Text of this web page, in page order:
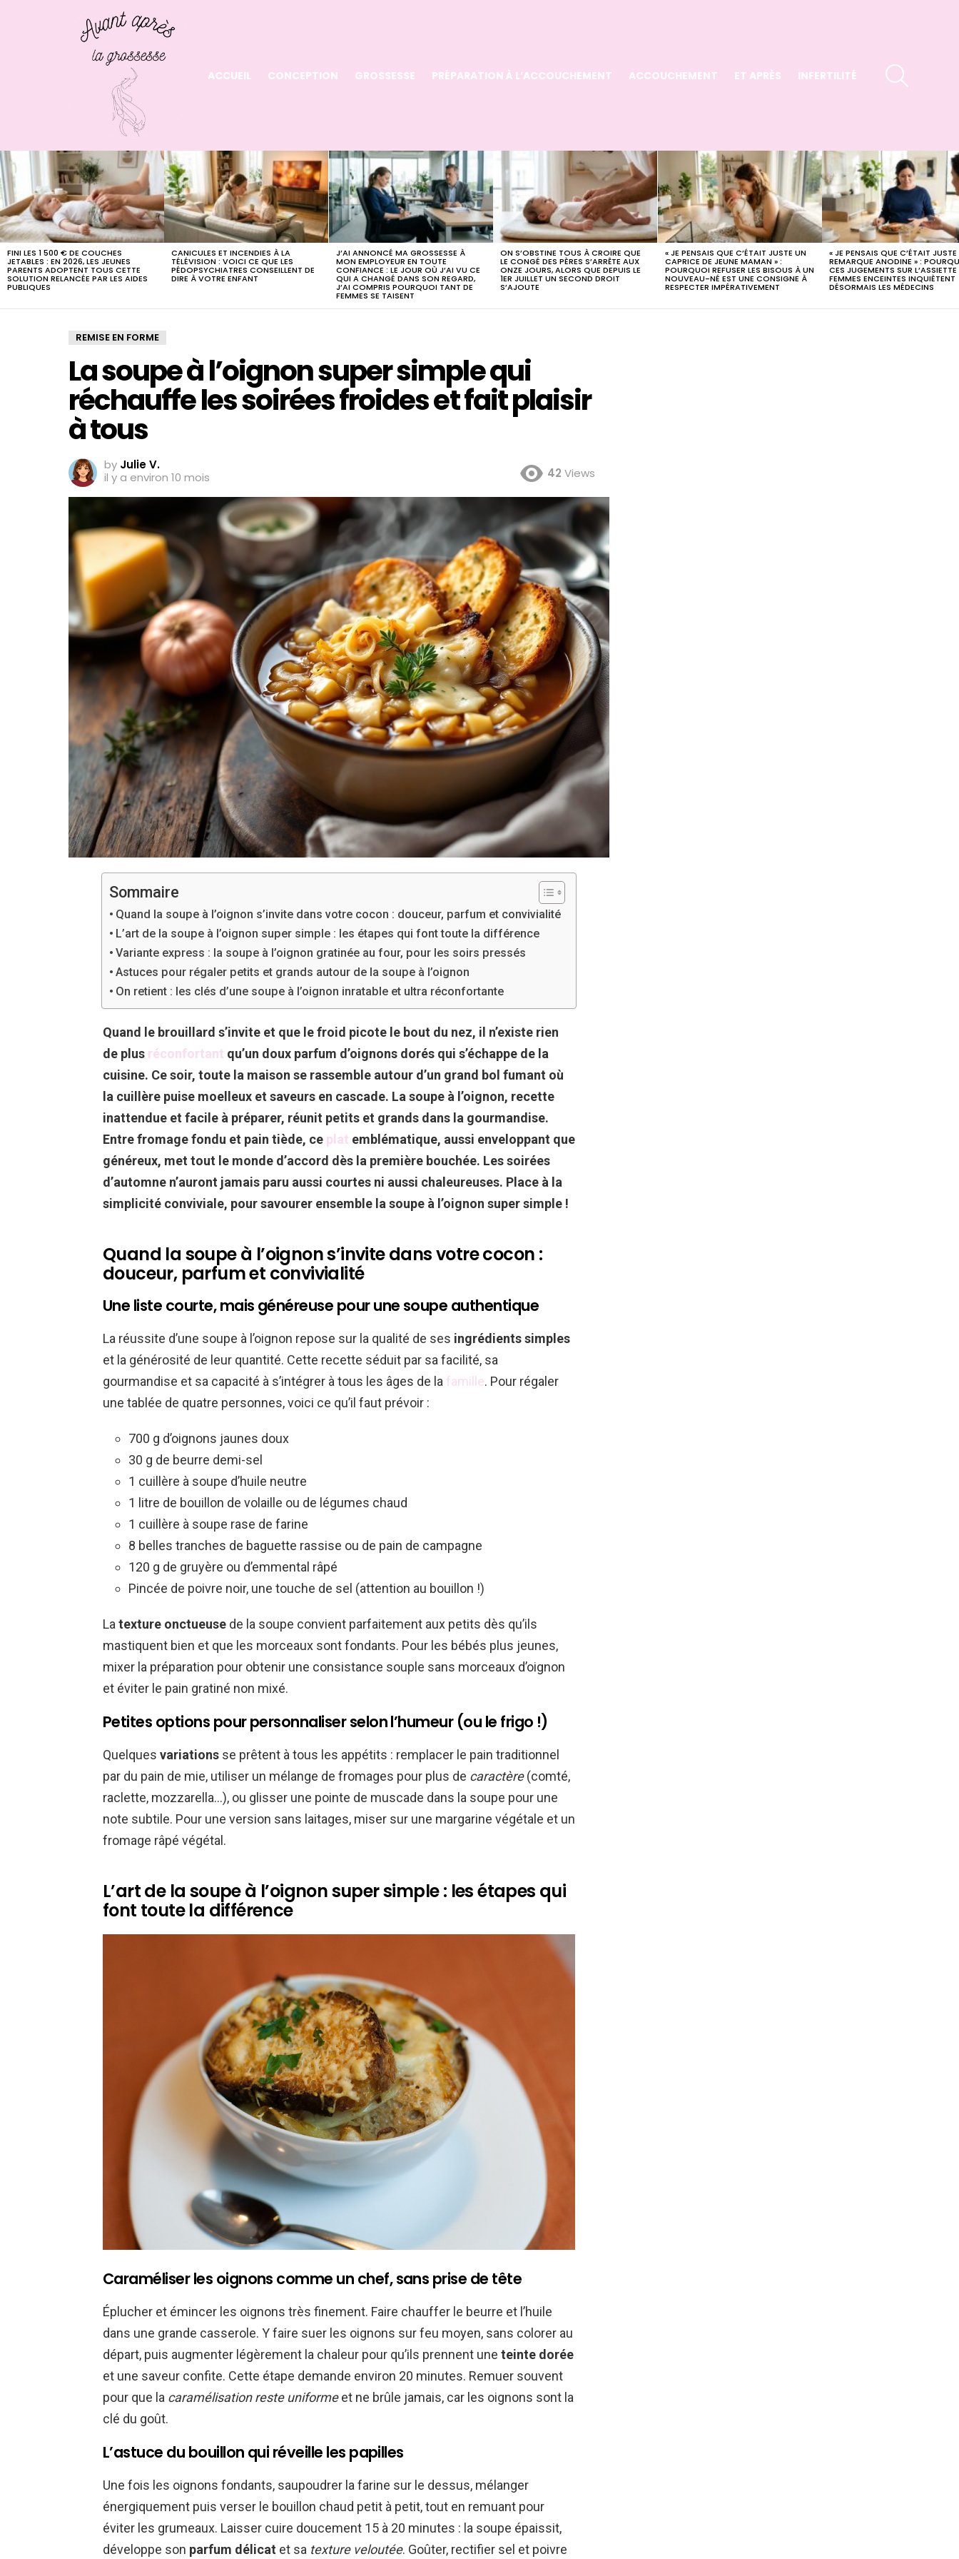
ACCUEIL CONCEPTION GROSSESSE PRÉPARATION À L’ACCOUCHEMENT ACCOUCHEMENT ET APRÈS INFERTILITÉ
LATEST
STORIES
FINI LES 1 500 € DE COUCHES
JETABLES : EN 2026, LES JEUNES
PARENTS ADOPTENT TOUS CETTE
SOLUTION RELANCÉE PAR LES AIDES
PUBLIQUES
CANICULES ET INCENDIES À LA
TÉLÉVISION : VOICI CE QUE LES
PÉDOPSYCHIATRES CONSEILLENT DE
DIRE À VOTRE ENFANT
J’AI ANNONCÉ MA GROSSESSE À
MON EMPLOYEUR EN TOUTE
CONFIANCE : LE JOUR OÙ J’AI VU CE
QUI A CHANGÉ DANS SON REGARD,
J’AI COMPRIS POURQUOI TANT DE
FEMMES SE TAISENT
ON S’OBSTINE TOUS À CROIRE QUE
LE CONGÉ DES PÈRES S’ARRÊTE AUX
ONZE JOURS, ALORS QUE DEPUIS LE
1ER JUILLET UN SECOND DROIT
S’AJOUTE
« JE PENSAIS QUE C’ÉTAIT JUSTE UN
CAPRICE DE JEUNE MAMAN » :
POURQUOI REFUSER LES BISOUS À UN
NOUVEAU-NÉ EST UNE CONSIGNE À
RESPECTER IMPÉRATIVEMENT
« JE PENSAIS QUE C’ÉTAIT JUSTE
REMARQUE ANODINE » :
CES JUGEMENTS SUR L’ASSIETTE
FEMMES ENCEINTES INQUIÈTENT
DÉSORMAIS LES MÉDECINS
REMISE EN FORME
La soupe à l’oignon super simple qui
réchauffe les soirées froides et fait plaisir
à tous
by Julie V.
il y a environ 10 mois
42 Views
Sommaire
Quand la soupe à l’oignon s’invite dans votre cocon : douceur, parfum et convivialité
L’art de la soupe à l’oignon super simple : les étapes qui font toute la différence
Variante express : la soupe à l’oignon gratinée au four, pour les soirs pressés
Astuces pour régaler petits et grands autour de la soupe à l’oignon
On retient : les clés d’une soupe à l’oignon inratable et ultra réconfortante
Quand le brouillard s’invite et que le froid picote le bout du nez, il n’existe rien
de plus réconfortant qu’un doux parfum d’oignons dorés qui s’échappe de la
cuisine. Ce soir, toute la maison se rassemble autour d’un grand bol fumant où
la cuillère puise moelleux et saveurs en cascade. La soupe à l’oignon, recette
inattendue et facile à préparer, réunit petits et grands dans la gourmandise.
Entre fromage fondu et pain tiède, ce plat emblématique, aussi enveloppant que
généreux, met tout le monde d’accord dès la première bouchée. Les soirées
d’automne n’auront jamais paru aussi courtes ni aussi chaleureuses. Place à la
simplicité conviviale, pour savourer ensemble la soupe à l’oignon super simple !
Quand la soupe à l’oignon s’invite dans votre cocon :
douceur, parfum et convivialité
Une liste courte, mais généreuse pour une soupe authentique
La réussite d’une soupe à l’oignon repose sur la qualité de ses ingrédients simples
et la générosité de leur quantité. Cette recette séduit par sa facilité, sa
gourmandise et sa capacité à s’intégrer à tous les âges de la famille. Pour régaler
une tablée de quatre personnes, voici ce qu’il faut prévoir :
700 g d’oignons jaunes doux
30 g de beurre demi-sel
1 cuillère à soupe d’huile neutre
1 litre de bouillon de volaille ou de légumes chaud
1 cuillère à soupe rase de farine
8 belles tranches de baguette rassise ou de pain de campagne
120 g de gruyère ou d’emmental râpé
Pincée de poivre noir, une touche de sel (attention au bouillon !)
Latexture onctueuse de la soupe convient parfaitement aux petits dès qu’ils
mastiquent bien et que les morceaux sont fondants. Pour les bébés plus jeunes,
mixer la préparation pour obtenir une consistance souple sans morceaux d’oignon
et éviter le pain gratiné non mixé.
Petites options pour personnaliser selon l’humeur (ou le frigo !)
Quelques variations se prêtent à tous les appétits : remplacer le pain traditionnel
par du pain de mie, utiliser un mélange de fromages pour plus de caractère(comté,
raclette, mozzarella…), ou glisser une pointe de muscade dans la soupe pour une
note subtile. Pour une version sans laitages, miser sur une margarine végétale et un
fromage râpé végétal.
L’art de la soupe à l’oignon super simple : les étapes qui
font toute la différence
Caraméliser les oignons comme un chef, sans prise de tête
Éplucher et émincer les oignons très finement. Faire chauffer le beurre et l’huile
dans une grande casserole. Y faire suer les oignons sur feu moyen, sans colorer au
départ, puis augmenter légèrement la chaleur pour qu’ils prennent une teinte dorée
et une saveur confite. Cette étape demande environ 20 minutes. Remuer souvent
pour que la caramélisation reste uniformeet ne brûle jamais, car les oignons sont la
clé du goût.
L’astuce du bouillon qui réveille les papilles
Une fois les oignons fondants, saupoudrer la farine sur le dessus, mélanger
énergiquement puis verser le bouillon chaud petit à petit, tout en remuant pour
éviter les grumeaux. Laisser cuire doucement 15 à 20 minutes : la soupe épaissit,
développe son parfum délicat et sa texture veloutée. Goûter, rectifier sel et poivre